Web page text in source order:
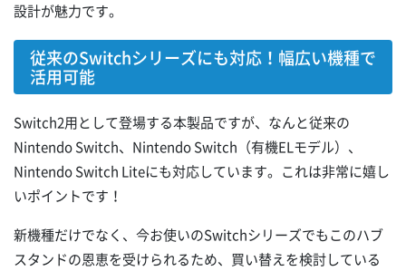
設計が魅力です。
従来のSwitchシリーズにも対応！幅広い機種で
活用可能
Switch2用として登場する本製品ですが、なんと従来の
Nintendo Switch、Nintendo Switch（有機ELモデル）、
Nintendo Switch Liteにも対応しています。これは非常に嬉し
いポイントです！
新機種だけでなく、今お使いのSwitchシリーズでもこのハブ
スタンドの恩恵を受けられるため、買い替えを検討している